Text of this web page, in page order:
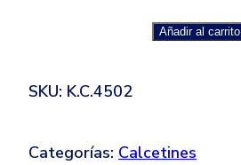
Pack
cantidad
Añadir al carrito
SKU: K.C.4502
Categorías: Calcetines